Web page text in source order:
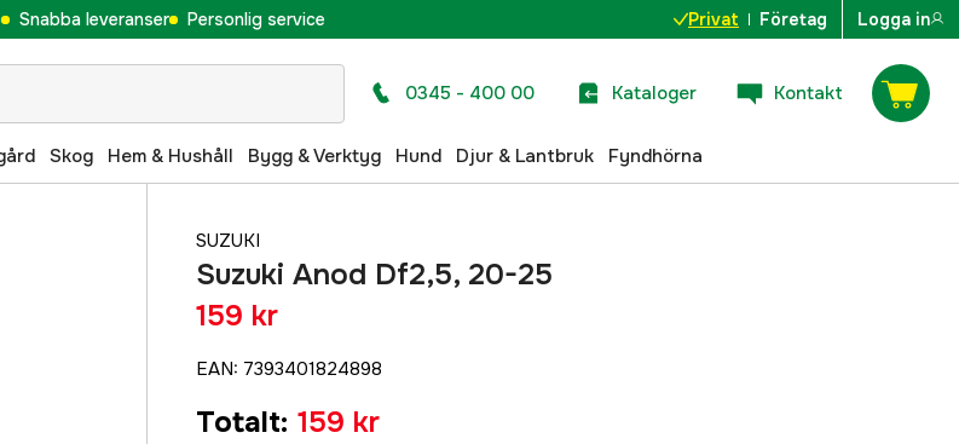
Snabba leveranser Personlig service Privat Företag Logga in
0345 - 400 00 Kataloger Kontakt
Skog Hem & Hushåll Bygg & Verktyg Hund Djur & Lantbruk Fyndhörna
SUZUKI
Suzuki Anod Df2,5, 20-25
159 kr
EAN: 7393401824898
Totalt: 159 kr